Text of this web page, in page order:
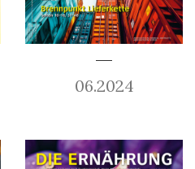
06.2024